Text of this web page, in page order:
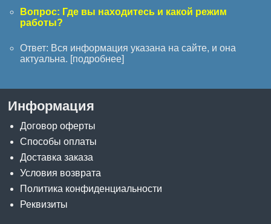
Вопрос: Где вы находитесь и какой режим
работы?
Ответ: Вся информация указана на сайте, и она
актуальна. [подробнее]
Информация
Договор оферты
Способы оплаты
Доставка заказа
Условия возврата
Политика конфиденциальности
Реквизиты